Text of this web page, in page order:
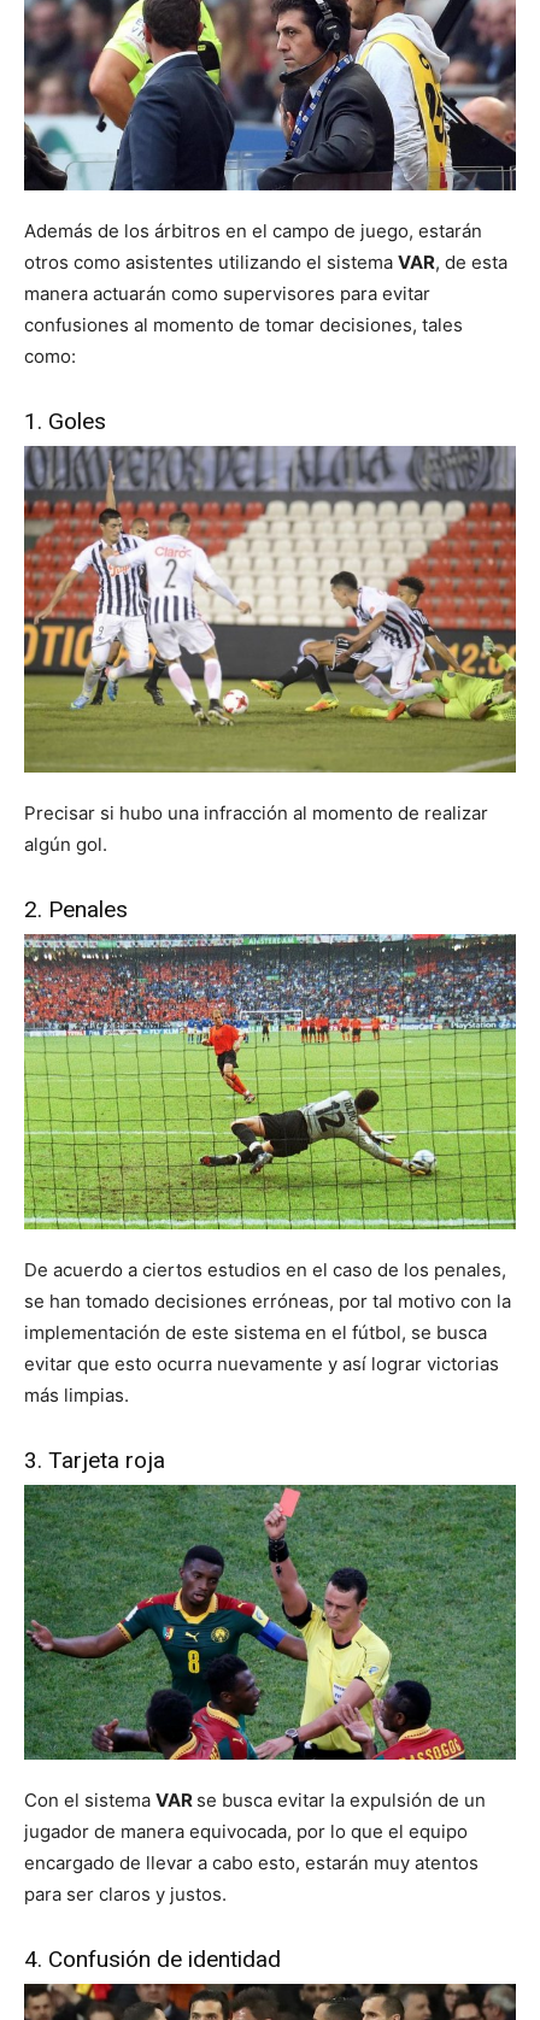
Además de los árbitros en el campo de juego, estarán
otros como asistentes utilizando el sistema VAR, de esta
manera actuarán como supervisores para evitar
confusiones al momento de tomar decisiones, tales
como:
1. Goles
Precisar si hubo una infracción al momento de realizar
algún gol.
2. Penales
De acuerdo a ciertos estudios en el caso de los penales,
se han tomado decisiones erróneas, por tal motivo con la
implementación de este sistema en el fútbol, se busca
evitar que esto ocurra nuevamente y así lograr victorias
más limpias.
3. Tarjeta roja
Con el sistema VAR se busca evitar la expulsión de un
jugador de manera equivocada, por lo que el equipo
encargado de llevar a cabo esto, estarán muy atentos
para ser claros y justos.
4. Confusión de identidad